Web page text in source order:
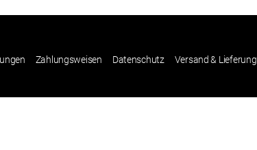
Zahlungsweisen Datenschutz Versand & Lieferung